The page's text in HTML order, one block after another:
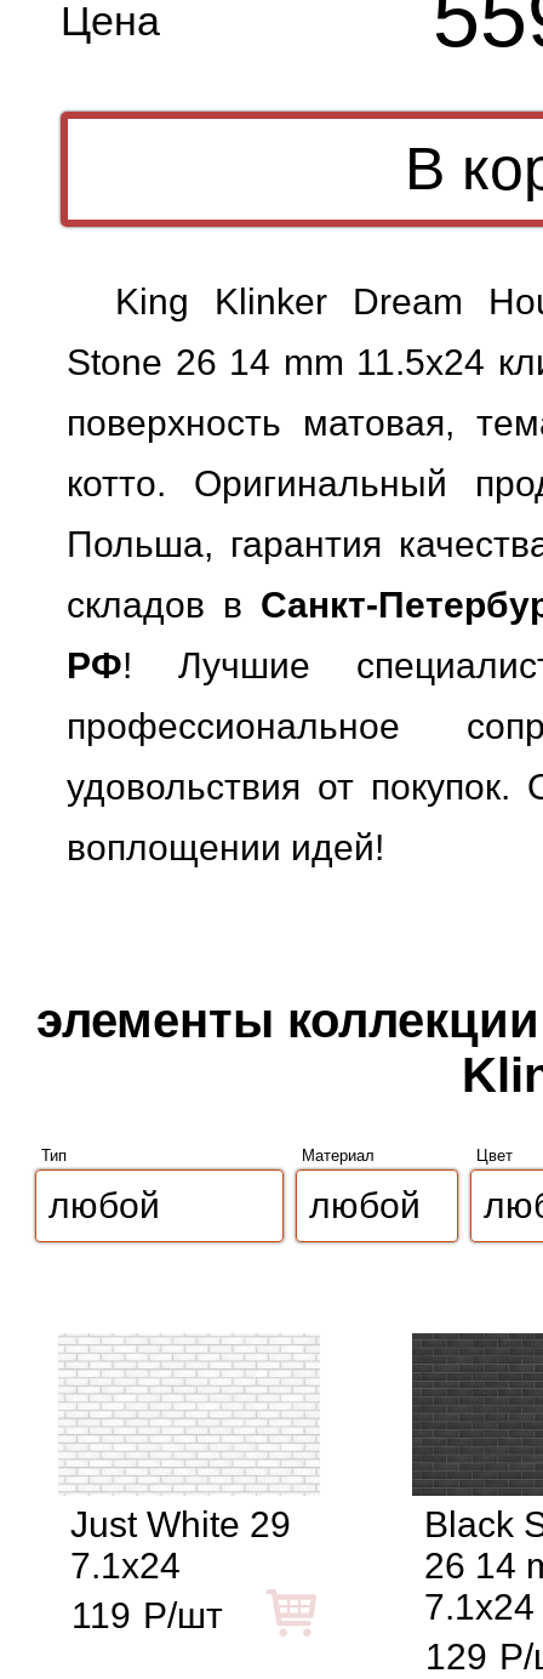
Цена
King Klinker Dream
Stone 26 14 mm 11.5x24
поверхность матовая,
котто. Оригинальный
Польша, гарантия
складов в Санкт-
РФ! Лучшие
профессиональное
удовольствия от
воплощении идей!
элементы
Тип Материал Цвет
Just White 29
7.1x24
119 Р/шт
Black
26 14
7.1x24
129 Р/